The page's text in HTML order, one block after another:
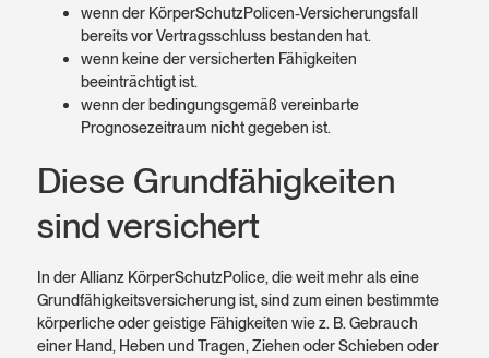
wenn der KörperSchutzPolicen-Versicherungsfall
bereits vor Vertragsschluss bestanden hat.
wenn keine der versicherten Fähigkeiten
beeinträchtigt ist.
wenn der bedingungsgemäß vereinbarte
Prognosezeitraum nicht gegeben ist.
Diese Grund­fähigkeiten
sind versichert
In der Allianz KörperSchutzPolice, die weit mehr als eine
Grundfähigkeitsversicherung ist, sind zum einen bestimmte
körperliche oder geistige Fähigkeiten wie z. B. Gebrauch
einer Hand, Heben und Tragen, Ziehen oder Schieben oder